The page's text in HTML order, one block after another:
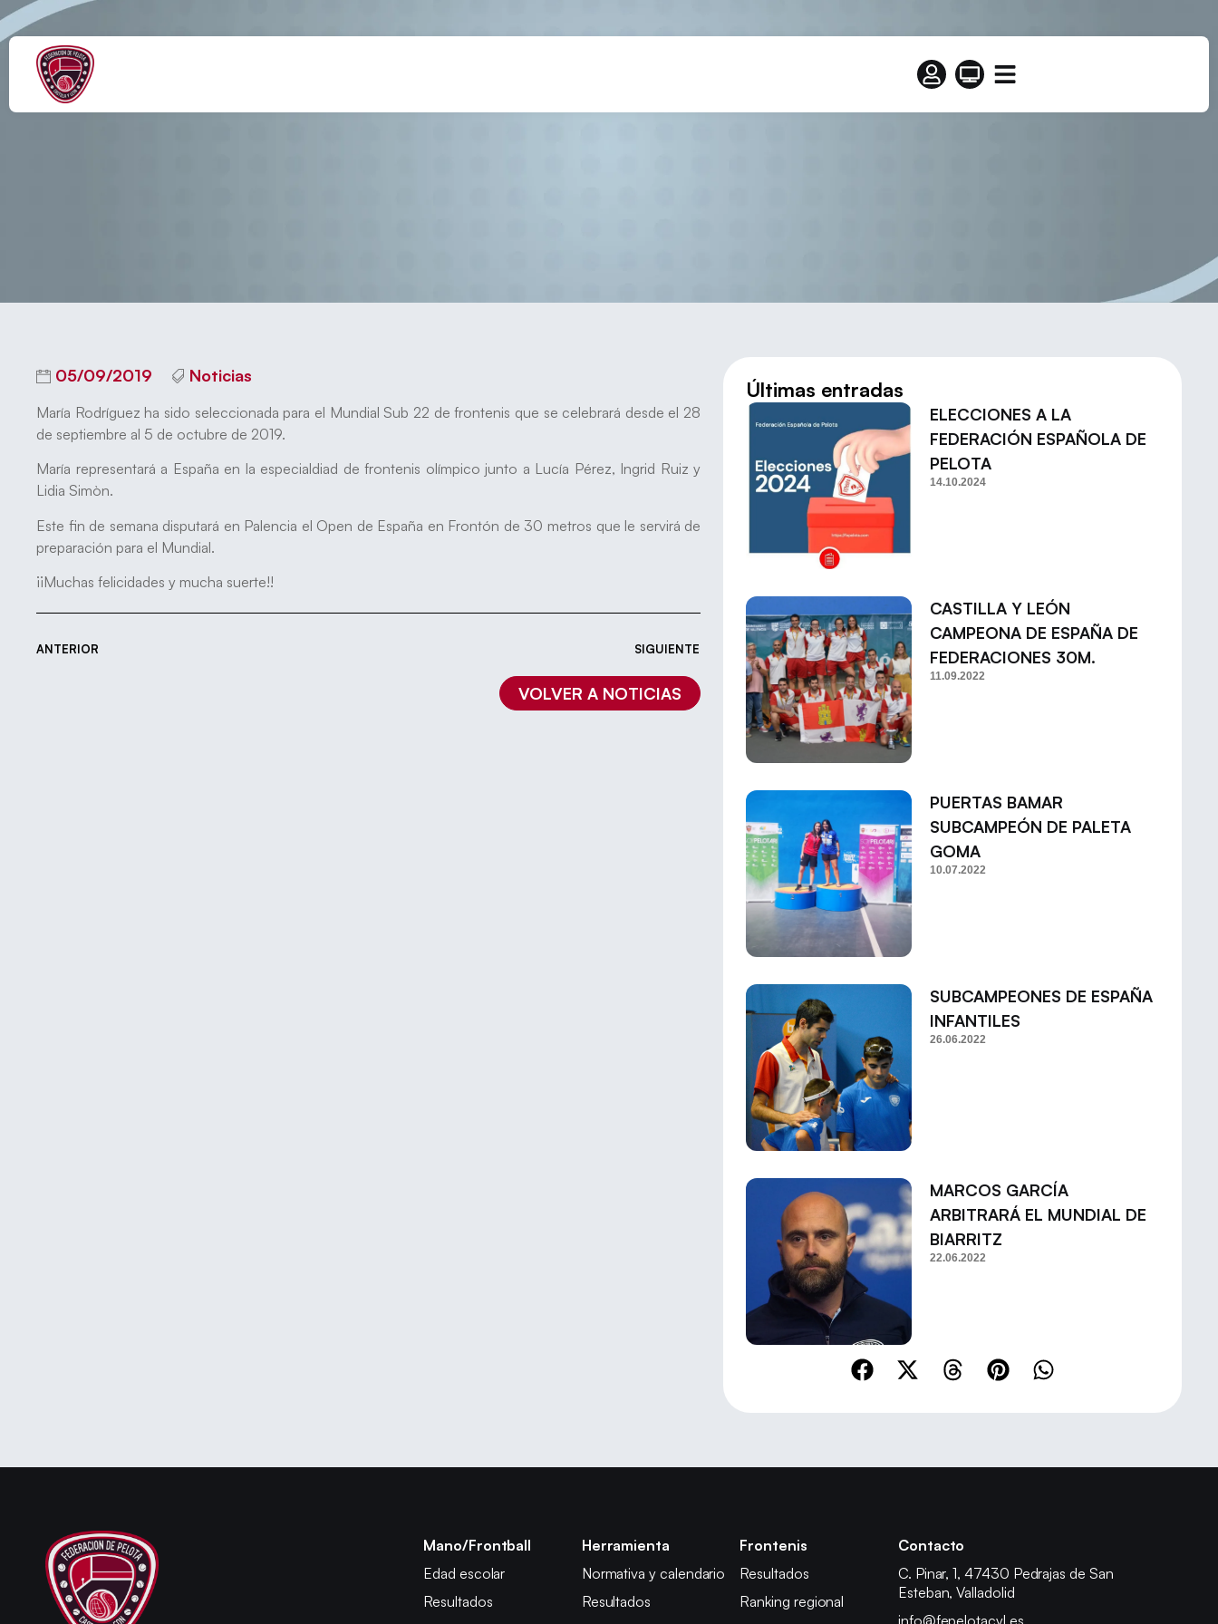
05/09/2019 Noticias
María Rodríguez ha sido seleccionada para el Mundial Sub 22 de frontenis que se celebrará desde el 28
de septiembre al 5 de octubre de 2019.
María representará a España en la especialdiad de frontenis olímpico junto a Lucía Pérez, Ingrid Ruiz y
Lidia Simòn.
Este fin de semana disputará en Palencia el Open de España en Frontón de 30 metros que le servirá de
preparación para el Mundial.
¡¡Muchas felicidades y mucha suerte!!
ANTERIOR SIGUIENTE
VOLVER A NOTICIAS
Últimas entradas
ELECCIONES A LA
FEDERACIÓN ESPAÑOLA DE
PELOTA
14.10.2024
CASTILLA Y LEÓN
CAMPEONA DE ESPAÑA DE
FEDERACIONES 30M.
11.09.2022
PUERTAS BAMAR
SUBCAMPEÓN DE PALETA
GOMA
10.07.2022
SUBCAMPEONES DE ESPAÑA
INFANTILES
26.06.2022
MARCOS GARCÍA
ARBITRARÁ EL MUNDIAL DE
BIARRITZ
22.06.2022
Mano/Frontball
Edad escolar
Resultados
Herramienta
Normativa y calendario
Resultados
Frontenis
Resultados
Ranking regional
Contacto
C. Pinar, 1, 47430 Pedrajas de San
Esteban, Valladolid